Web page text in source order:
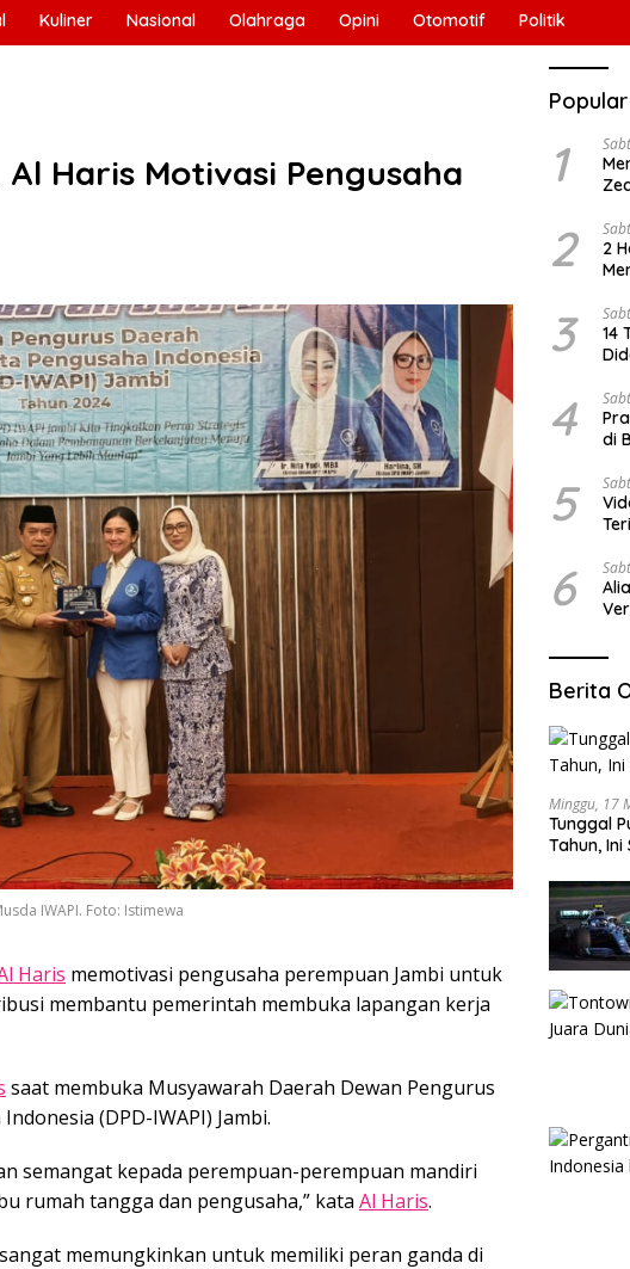
Kuliner Nasional Olahraga Opini Otomotif Politik
Al Haris Motivasi Pengusaha
IWAPI. Foto: Istimewa
Haris memotivasi pengusaha perempuan Jambi untuk
membantu pemerintah membuka lapangan kerja
saat membuka Musyawarah Daerah Dewan Pengurus
(DPD-IWAPI) Jambi.
semangat kepada perempuan-perempuan mandiri
rumah tangga dan pengusaha,” kata Al Haris.
memungkinkan untuk memiliki peran ganda di
1
2
2
3
14
4
di
5
6
Berita
Minggu, 17
Tunggal
Tahun,